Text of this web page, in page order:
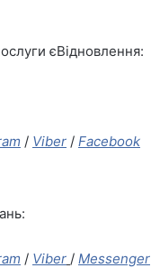
єВідновлення:
/ Viber / Facebook
/ Viber / Messenger